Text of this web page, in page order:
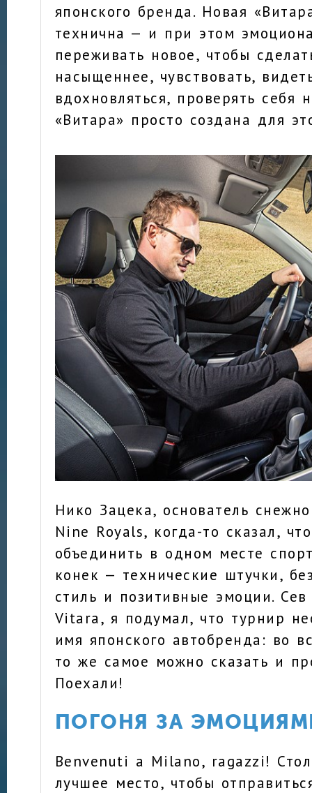
японского бренда. Новая
технична — и при этом
переживать новое, чтобы
насыщеннее, чувствовать,
вдохновляться, проверять себя
«Витара» просто создана для
Нико Зацека, основатель
Nine Royals, когда-то сказал,
объединить в одном месте
конек — технические штучки,
стиль и позитивные эмоции.
Vitara, я подумал, что турнир
имя японского автобренда: во
то же самое можно сказать и
Поехали!
ПОГОНЯ ЗА
Benvenuti a Milano, ragazzi!
лучшее место, чтобы